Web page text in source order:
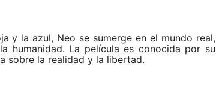
y la azul, Neo se sumerge en el mundo real,
humanidad. La película es conocida por su
sobre la realidad y la libertad.